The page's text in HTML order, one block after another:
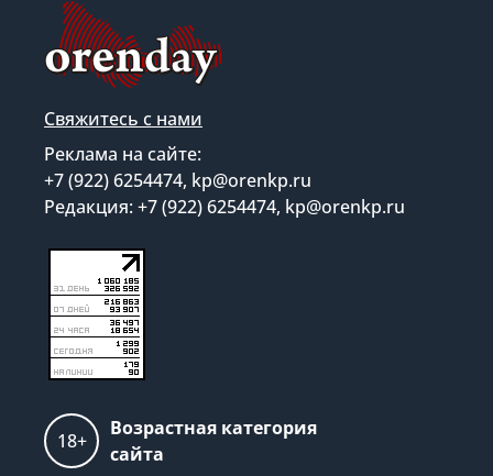
Свяжитесь с нами
Реклама на сайте:
+7 (922) 6254474, kp@orenkp.ru
Редакция: +7 (922) 6254474, kp@orenkp.ru
18+
Возрастная категория
сайта